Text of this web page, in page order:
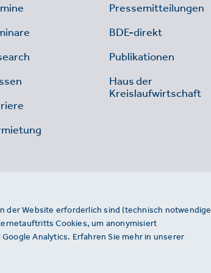
Pressemitteilungen
BDE-direkt
Publikationen
Haus der
Kreislaufwirtschaft
der Website erforderlich sind (technisch notwendige
Cookies, um anonymisiert
Analytics. Erfahren Sie mehr in unserer